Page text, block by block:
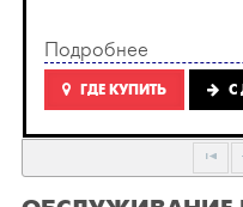
Подробнее
ГДЕ КУПИТЬ